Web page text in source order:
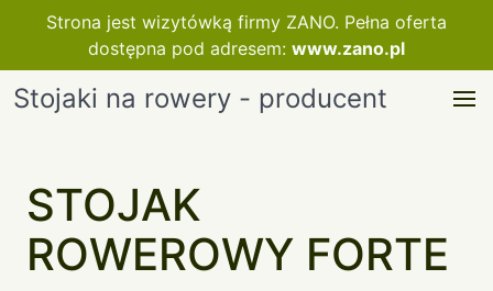
Strona jest wizytówką firmy ZANO. Pełna oferta
dostępna pod adresem: www.zano.pl
Stojaki na rowery - producent
STOJAK
ROWEROWY FORTE